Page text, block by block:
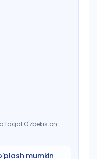
faqat O'zbekiston
mumkin